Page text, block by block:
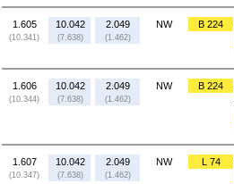
1.605
(10.341)
10.042
(7.638)
2.049
(1.462)
NW B 224
1.606
(10.344)
10.042
(7.638)
2.049
(1.462)
NW B 224
1.607
(10.347)
10.042
(7.638)
2.049
(1.462)
NW L 74